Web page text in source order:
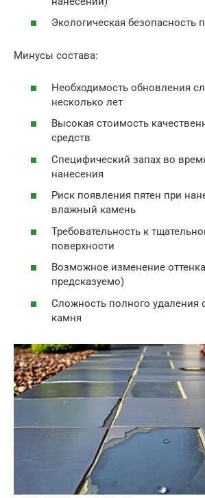
Экологическая безопасность
Минусы состава:
Необходимость обновления
несколько лет
Высокая стоимость
средств
Специфический запах во
нанесения
Риск появления пятен при
влажный камень
Требовательность к
поверхности
Возможное изменение
предсказуемо)
Сложность полного удаления
камня